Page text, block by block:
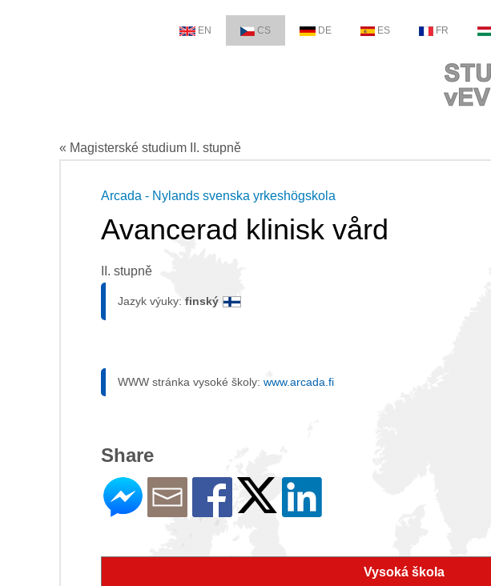
EN CS DE ES FR
« Magisterské studium II. stupně
Arcada - Nylands svenska yrkeshögskola
Avancerad klinisk vård
II. stupně
Jazyk výuky: finský
WWW stránka vysoké školy: www.arcada.fi
Share
Vysoká škola